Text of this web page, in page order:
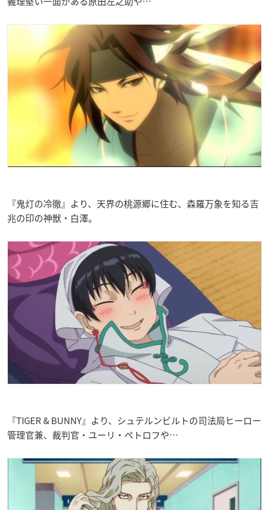
『鬼灯の冷徹』より、天界の桃源郷に住む、森羅万象を知る吉
兆の印の神獣・白澤。
『TIGER & BUNNY』より、シュテルンビルトの司法局ヒーロー
管理官兼、裁判官・ユーリ・ペトロフや…